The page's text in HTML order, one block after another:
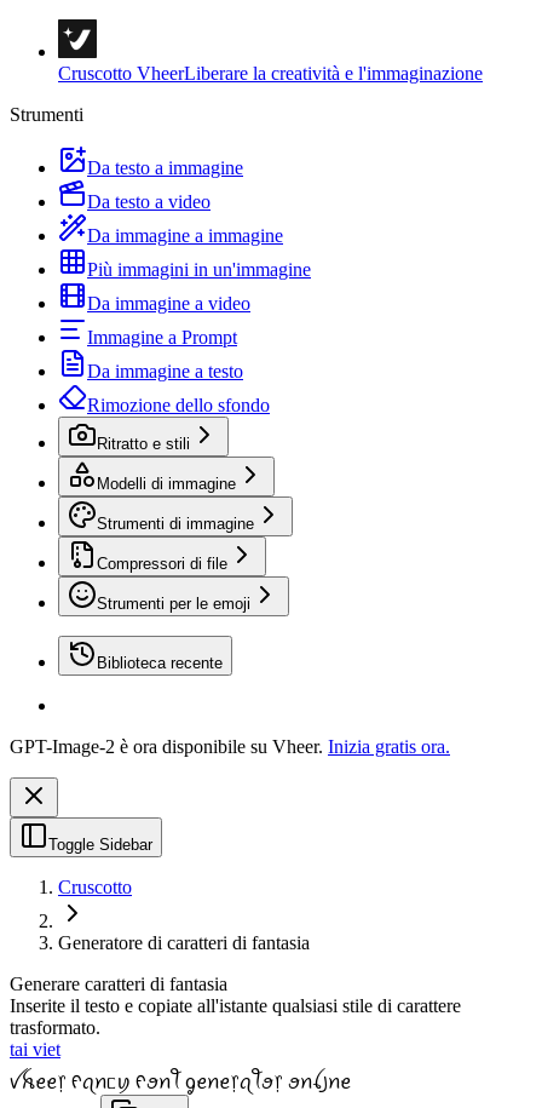
Cruscotto VheerLiberare la creatività e l'immaginazione
Strumenti
Da testo a immagine
Da testo a video
Da immagine a immagine
Più immagini in un'immagine
Da immagine a video
Immagine a Prompt
Da immagine a testo
Rimozione dello sfondo
Ritratto e stili
Modelli di immagine
Strumenti di immagine
Compressori di file
Strumenti per le emoji
Biblioteca recente
GPT-Image-2 è ora disponibile su Vheer. Inizia gratis ora.
Toggle Sidebar
Cruscotto
Generatore di caratteri di fantasia
Generare caratteri di fantasia
Inserite il testo e copiate all'istante qualsiasi stile di carattere
trasformato.
tai viet
ꪜꫝꫀꫀ᥅ ᠻꪖꪀᥴꪗ ᠻꪮꪀꪻ ᧁꫀꪀꫀ᥅ꪖꪻꪮ᥅ ꪮꪀꪶ꠸ꪀꫀ